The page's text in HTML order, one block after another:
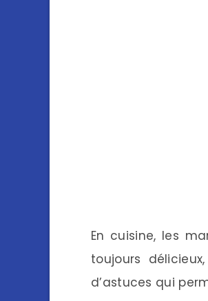
En cuisine, les
toujours
d’astuces qui